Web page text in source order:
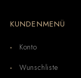
KUNDENMENÜ
Konto
Wunschliste